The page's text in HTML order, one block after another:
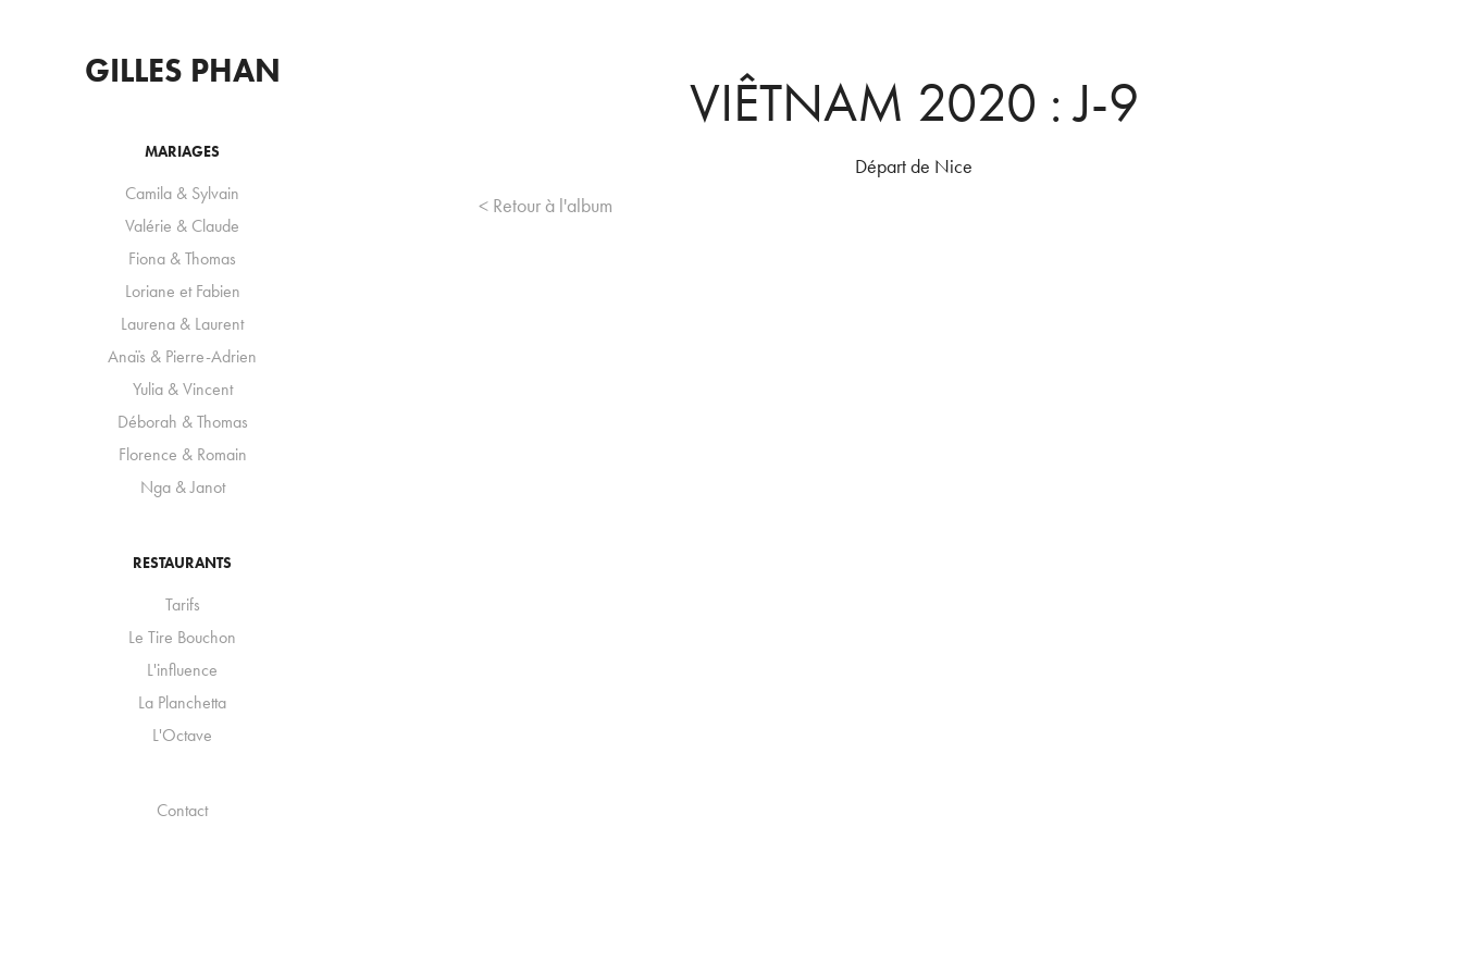
GILLES PHAN
MARIAGES
Camila & Sylvain
Valérie & Claude
Fiona & Thomas
Loriane et Fabien
Laurena & Laurent
Anaïs & Pierre-Adrien
Yulia & Vincent
Déborah & Thomas
Florence & Romain
Nga & Janot
RESTAURANTS
Tarifs
Le Tire Bouchon
L'influence
La Planchetta
L'Octave
Contact
VIÊTNAM 2020 : J-9
Départ de Nice
< Retour à l'album